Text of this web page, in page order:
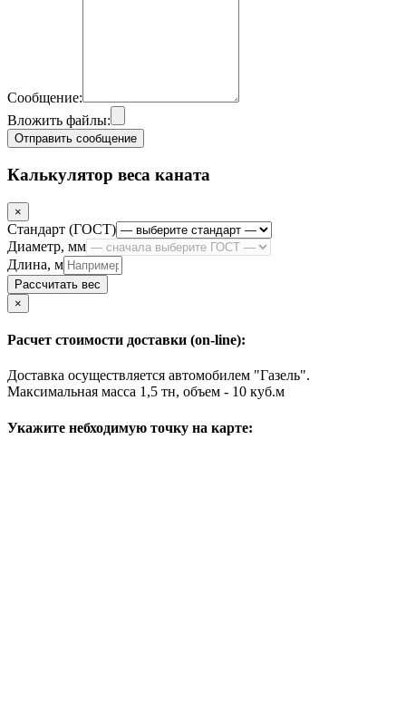
Сообщение:
Вложить файлы:
Отправить сообщение
Калькулятор веса каната
×
Стандарт (ГОСТ)
Диаметр, мм
Длина, м
Рассчитать вес
×
Расчет стоимости доставки (on-line):
Доставка осуществляется автомобилем "Газель".
Максимальная масса 1,5 тн, объем - 10 куб.м
Укажите небходимую точку на карте: